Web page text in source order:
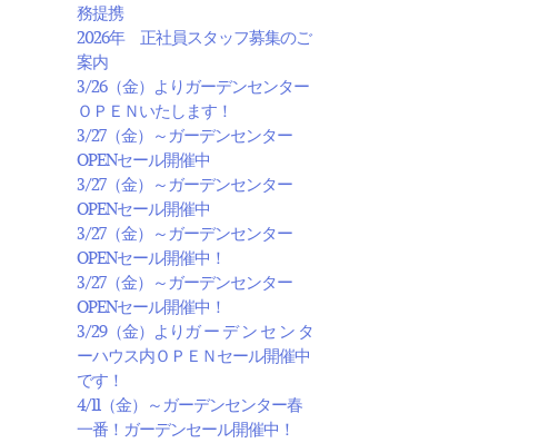
務提携
2026年 正社員スタッフ募集のご
案内
3/26（金）よりガーデンセンター
ＯＰＥＮいたします！
3/27（金）～ガーデンセンター
OPENセール開催中
3/27（金）～ガーデンセンター
OPENセール開催中
3/27（金）～ガーデンセンター
OPENセール開催中！
3/27（金）～ガーデンセンター
OPENセール開催中！
3/29（金）よりガ ー デ ン セ ン タ
ーハウス内ＯＰＥＮセール開催中
です！
4/11（金）～ガーデンセンター春
一番！ガーデンセール開催中！